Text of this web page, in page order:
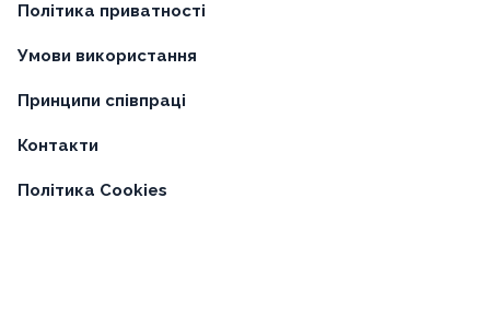
Політика приватності
Умови використання
Принципи співпраці
Контакти
Політика Cookies